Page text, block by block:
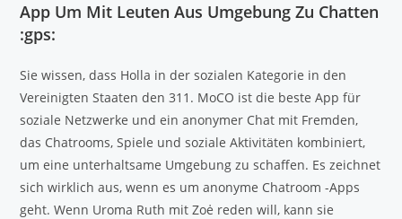
App Um Mit Leuten Aus Umgebung Zu Chatten
:gps:
Sie wissen, dass Holla in der sozialen Kategorie in den
Vereinigten Staaten den 311. MoCO ist die beste App für
soziale Netzwerke und ein anonymer Chat mit Fremden,
das Chatrooms, Spiele und soziale Aktivitäten kombiniert,
um eine unterhaltsame Umgebung zu schaffen. Es zeichnet
sich wirklich aus, wenn es um anonyme Chatroom -Apps
geht. Wenn Uroma Ruth mit Zoė reden will, kann sie